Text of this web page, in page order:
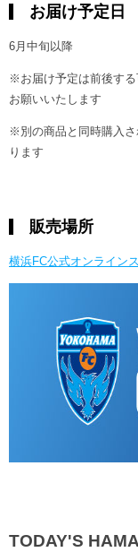
お届け予定日
6月中旬以降
※お届け予定は前後す
お願いいたします
※別の商品と同時購入
ります
販売場所
横浜FC公式オンライン
TODAY'S